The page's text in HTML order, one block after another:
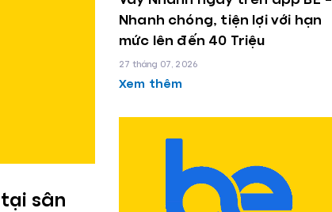
sân
Nhanh chóng, tiện lợi với hạn
mức lên đến 40 Triệu
27 tháng 07, 2026
Xem thêm